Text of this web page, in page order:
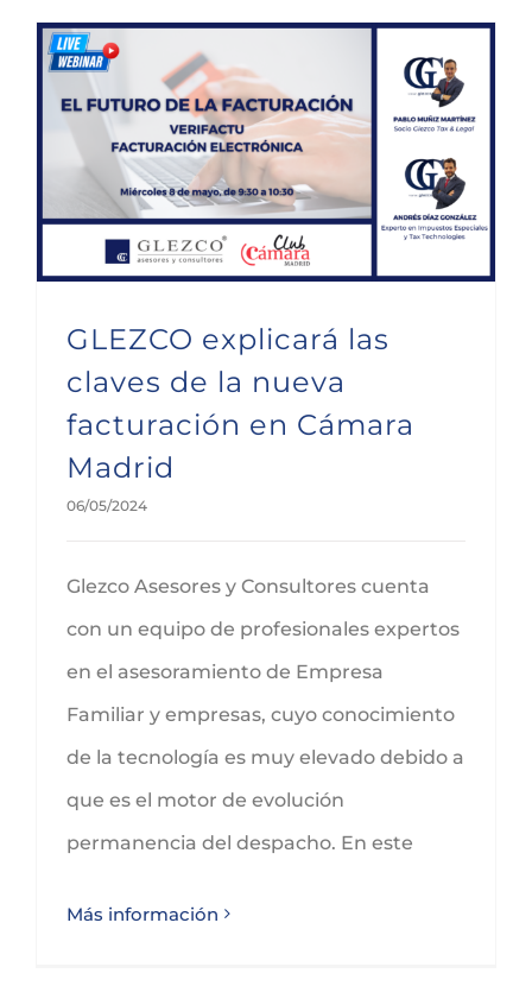
GLEZCO explicará las
claves de la nueva
facturación en Cámara
Madrid
06/05/2024
Glezco Asesores y Consultores cuenta
con un equipo de profesionales expertos
en el asesoramiento de Empresa
Familiar y empresas, cuyo conocimiento
de la tecnología es muy elevado debido a
que es el motor de evolución
permanencia del despacho. En este
Más información